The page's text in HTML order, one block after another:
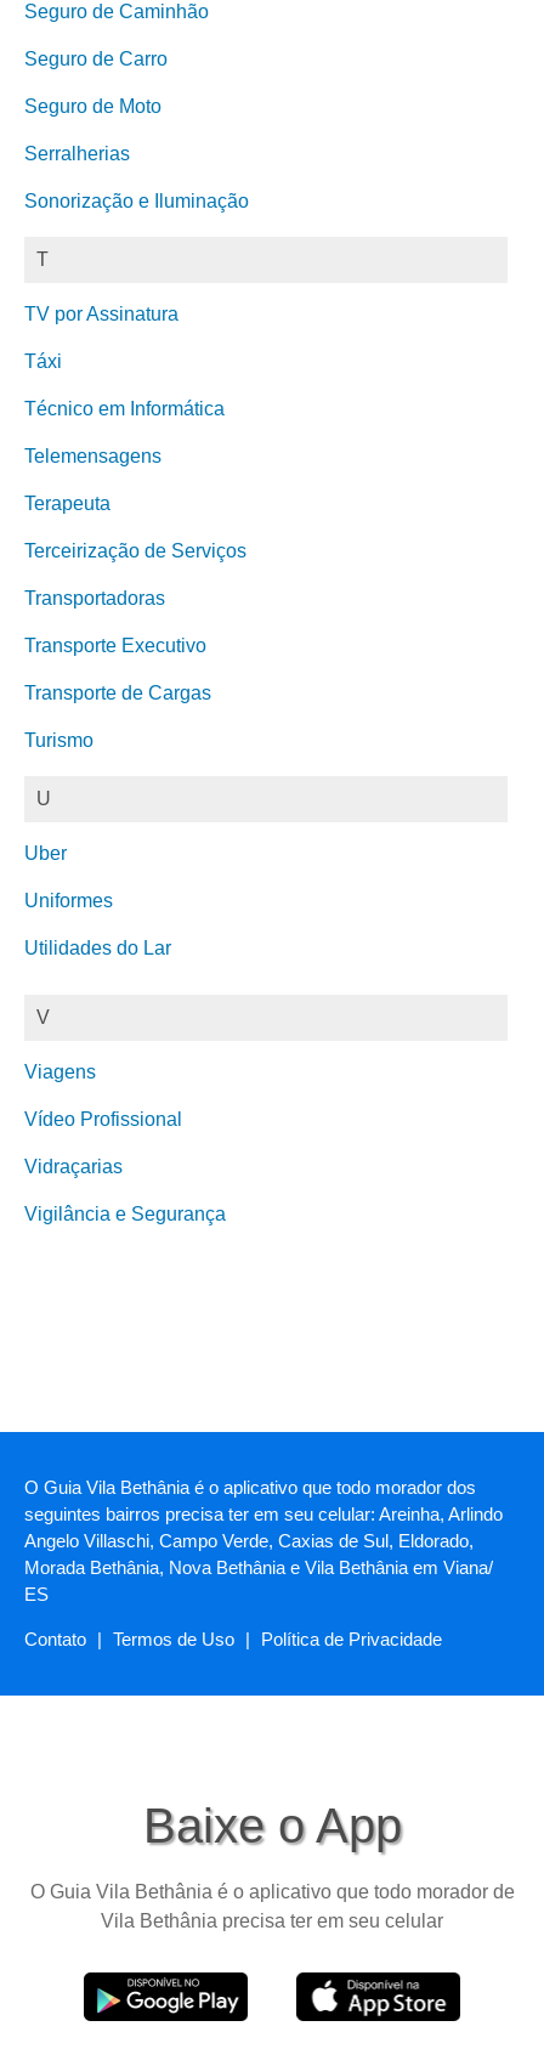
Seguro de Caminhão
Seguro de Carro
Seguro de Moto
Serralherias
Sonorização e Iluminação
T
TV por Assinatura
Táxi
Técnico em Informática
Telemensagens
Terapeuta
Terceirização de Serviços
Transportadoras
Transporte Executivo
Transporte de Cargas
Turismo
U
Uber
Uniformes
Utilidades do Lar
V
Viagens
Vídeo Profissional
Vidraçarias
Vigilância e Segurança
O Guia Vila Bethânia é o aplicativo que todo morador dos
seguintes bairros precisa ter em seu celular: Areinha, Arlindo
Angelo Villaschi, Campo Verde, Caxias de Sul, Eldorado,
Morada Bethânia, Nova Bethânia e Vila Bethânia em Viana/
ES
Contato | Termos de Uso | Política de Privacidade
Baixe o App
O Guia Vila Bethânia é o aplicativo que todo morador de
Vila Bethânia precisa ter em seu celular